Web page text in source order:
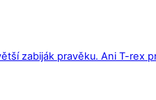
zabiják pravěku. Ani T-rex